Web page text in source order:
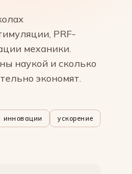
PRF-
механики.
наукой и сколько
экономят.
инновации ускорение